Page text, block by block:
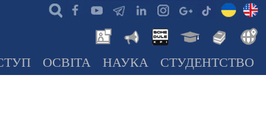
ОСВІТА НАУКА СТУДЕНТСТВО